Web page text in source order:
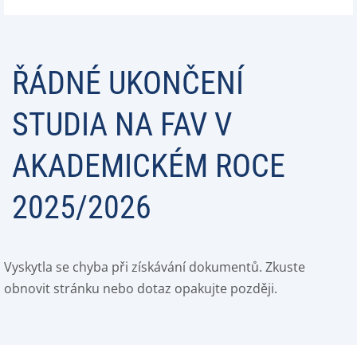
ŘÁDNÉ UKONČENÍ
STUDIA NA FAV V
AKADEMICKÉM ROCE
2025/2026
Vyskytla se chyba při získávání dokumentů. Zkuste
obnovit stránku nebo dotaz opakujte později.